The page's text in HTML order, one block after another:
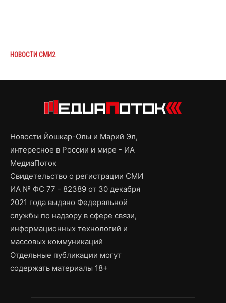
НОВОСТИ СМИ2
Новости Йошкар-Олы и Марий Эл,
интересное в России и мире - ИА
МедиаПоток
Свидетельство о регистрации СМИ
ИА № ФС 77 - 82389 от 30 декабря
2021 года выдано Федеральной
службы по надзору в сфере связи,
информационных технологий и
массовых коммуникаций
Отдельные публикации могут
содержать материалы 18+